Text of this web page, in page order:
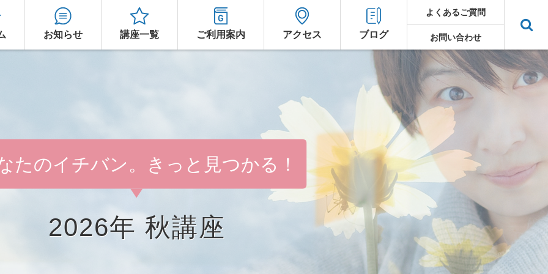
お知らせ 講座一覧 ご利用案内 アクセス ブログ
よくあるご質問
お問い合わせ
たのイチバン。きっと見つかる！
2026年 秋講座